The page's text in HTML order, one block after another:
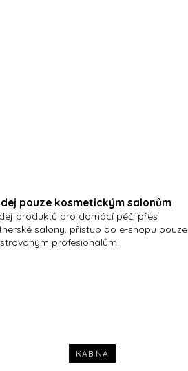
pouze kosmetickým salonům
produktů pro domácí péči přes
salony, přístup do e-shopu pouze
profesionálům.
KABINA